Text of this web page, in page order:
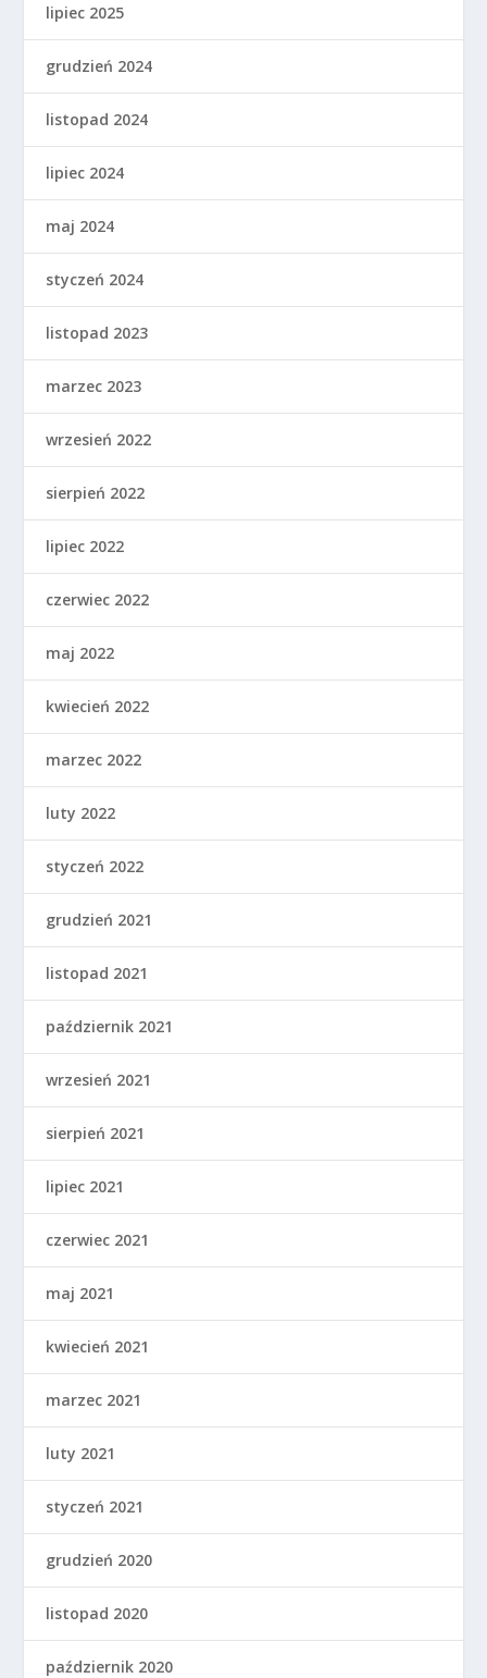
lipiec 2025
grudzień 2024
listopad 2024
lipiec 2024
maj 2024
styczeń 2024
listopad 2023
marzec 2023
wrzesień 2022
sierpień 2022
lipiec 2022
czerwiec 2022
maj 2022
kwiecień 2022
marzec 2022
luty 2022
styczeń 2022
grudzień 2021
listopad 2021
październik 2021
wrzesień 2021
sierpień 2021
lipiec 2021
czerwiec 2021
maj 2021
kwiecień 2021
marzec 2021
luty 2021
styczeń 2021
grudzień 2020
listopad 2020
październik 2020